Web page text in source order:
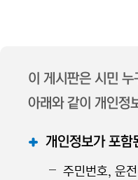
이 게시판은 시민
아래와 같이 개인정
개인정보가 포함
주민번호, 운